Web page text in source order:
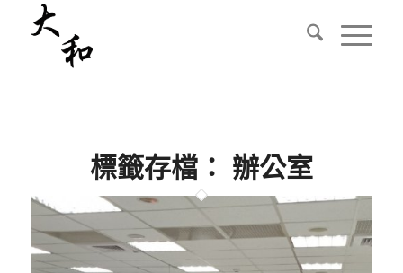
標籤存檔： 辦公室